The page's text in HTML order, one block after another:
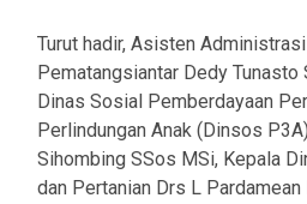
Turut hadir, Asisten
Pematangsiantar Dedy Tunasto
Dinas Sosial Pemberdayaan
Perlindungan Anak (Dinsos
Sihombing SSos MSi, Kepala
dan Pertanian Drs L Pardamean